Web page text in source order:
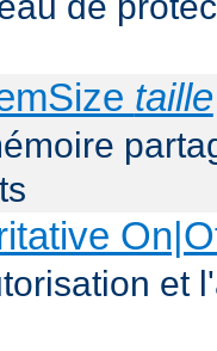
taille
et